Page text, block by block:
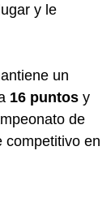
y le
un
16 puntos y
de
competitivo en